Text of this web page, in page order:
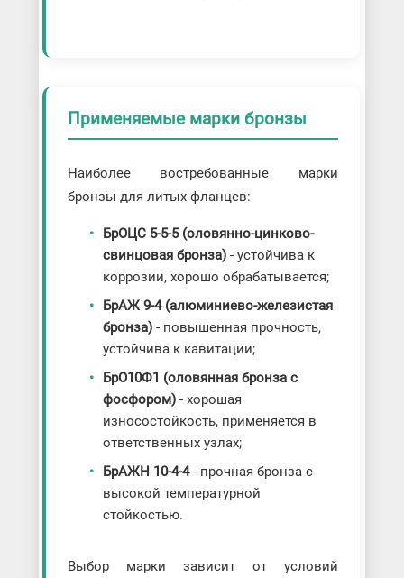
Применяемые марки бронзы
Наиболее востребованные марки
бронзы для литых фланцев:
БрОЦС 5-5-5 (оловянно-цинково-
свинцовая бронза)- устойчива к
коррозии, хорошо обрабатывается;
БрАЖ 9-4 (алюминиево-железистая
бронза)- повышенная прочность,
устойчива к кавитации;
БрО10Ф1 (оловянная бронза с
фосфором)- хорошая
износостойкость, применяется в
ответственных узлах;
БрАЖН 10-4-4- прочная бронза с
высокой температурной
стойкостью.
Выбор марки зависит от условий